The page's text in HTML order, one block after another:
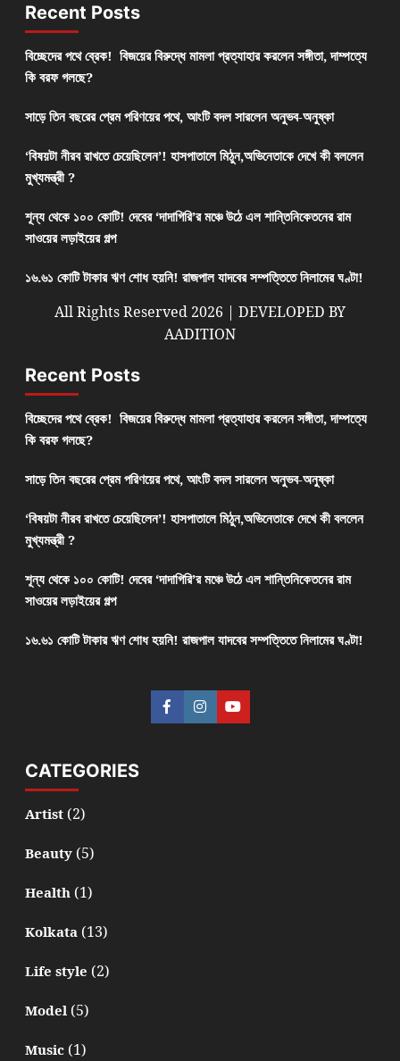
Recent Posts
বিচ্ছেদের পথে ব্রেক! বিজয়ের বিরুদ্ধে মামলা প্রত্যাহার করলেন সঙ্গীতা, দাম্পত্যে
কি বরফ গলছে?
সাড়ে তিন বছরের প্রেম পরিণয়ের পথে, আংটি বদল সারলেন অনুভব-অনুষ্কা
‘বিষয়টা নীরব রাখতে চেয়েছিলেন’! হাসপাতালে মিঠুন,অভিনেতাকে দেখে কী বললেন
মুখ্যমন্ত্রী ?
শূন্য থেকে ১০০ কোটি! দেবের ‘দাদাগিরি’র মঞ্চে উঠে এল শান্তিনিকেতনের রাম
সাওয়ের লড়াইয়ের গল্প
১৬.৬১ কোটি টাকার ঋণ শোধ হয়নি! রাজপাল যাদবের সম্পত্তিতে নিলামের ঘণ্টা!
All Rights Reserved 2026 | DEVELOPED BY
AADITION
Recent Posts
বিচ্ছেদের পথে ব্রেক! বিজয়ের বিরুদ্ধে মামলা প্রত্যাহার করলেন সঙ্গীতা, দাম্পত্যে
কি বরফ গলছে?
সাড়ে তিন বছরের প্রেম পরিণয়ের পথে, আংটি বদল সারলেন অনুভব-অনুষ্কা
‘বিষয়টা নীরব রাখতে চেয়েছিলেন’! হাসপাতালে মিঠুন,অভিনেতাকে দেখে কী বললেন
মুখ্যমন্ত্রী ?
শূন্য থেকে ১০০ কোটি! দেবের ‘দাদাগিরি’র মঞ্চে উঠে এল শান্তিনিকেতনের রাম
সাওয়ের লড়াইয়ের গল্প
১৬.৬১ কোটি টাকার ঋণ শোধ হয়নি! রাজপাল যাদবের সম্পত্তিতে নিলামের ঘণ্টা!
CATEGORIES
Artist(2)
Beauty(5)
Health(1)
Kolkata(13)
Life style (2)
Model(5)
Music(1)